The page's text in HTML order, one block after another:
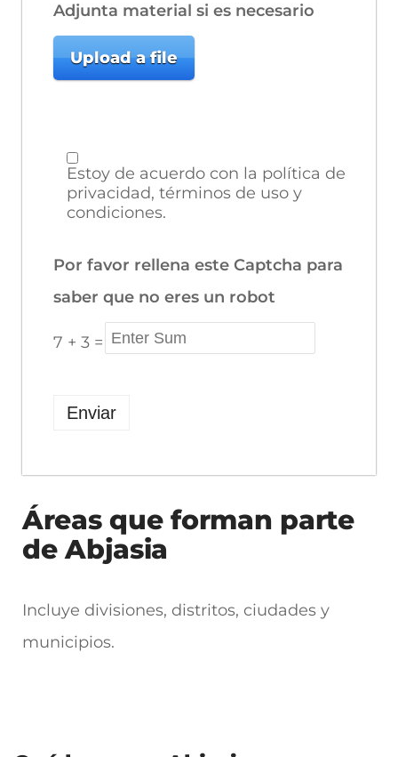
Adjunta material si es necesario
Upload a file
Estoy de acuerdo con la política de
privacidad, términos de uso y
condiciones.
Por favor rellena este Captcha para
saber que no eres un robot
7 + 3 =
Áreas que forman parte
de Abjasia
Incluye divisiones, distritos, ciudades y
municipios.